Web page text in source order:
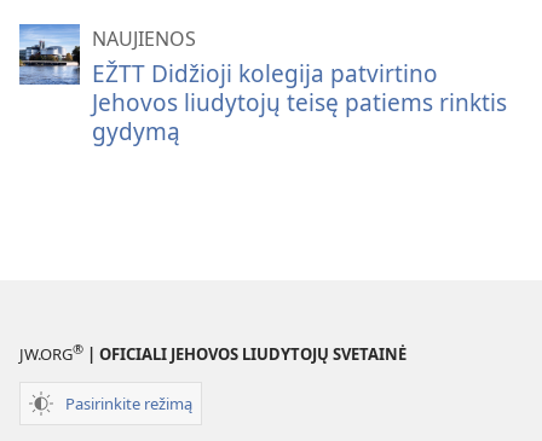
NAUJIENOS
EŽTT Didžioji kolegija patvirtino
Jehovos liudytojų teisę patiems rinktis
gydymą
JW.ORG® | OFICIALI JEHOVOS LIUDYTOJŲ SVETAINĖ
Pasirinkite režimą